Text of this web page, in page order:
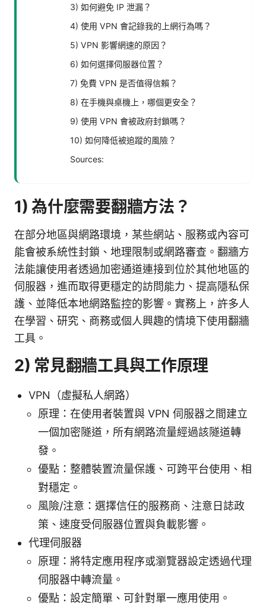
3) 如何避免 IP 泄漏？
4) 使用 VPN 會記錄我的上網行為嗎？
5) VPN 影響網速的原因？
6) 如何選擇伺服器位置？
7) 免費 VPN 是否值得信賴？
8) 在手機與桌機上，哪個更安全？
9) 使用 VPN 會被政府封鎖嗎？
10) 如何降低被追蹤的風險？
Sources:
1) 為什麼需要翻牆方法？
在部分地區與網路環境，某些網站、服務或內容可
能會被系統性封鎖、地理限制或網路審查。翻牆方
法能讓使用者透過加密通道連接到位於其他地區的
伺服器，進而取得更穩定的訪問能力、提高隱私保
護、並降低本地網路監控的影響。實務上，許多人
在學習、研究、商務或個人興趣的情境下使用翻牆
工具。
2) 常見翻牆工具與工作原理
VPN（虛擬私人網路）
原理：在使用者裝置與 VPN 伺服器之間建立
一個加密隧道，所有網路流量經過該隧道轉
發。
優點：整體裝置流量保護、可跨平台使用、相
對穩定。
風險/注意：選擇信任的服務商、注意日誌政
策、速度受伺服器位置與負載影響。
代理伺服器
原理：將特定應用程序或瀏覽器設定透過代理
伺服器中轉流量。
優點：設定簡單、可針對單一應用使用。